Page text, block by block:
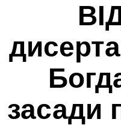
засади